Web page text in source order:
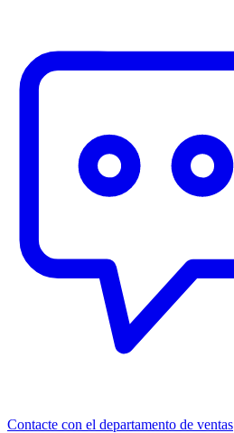
Contacte con el departamento de ventas